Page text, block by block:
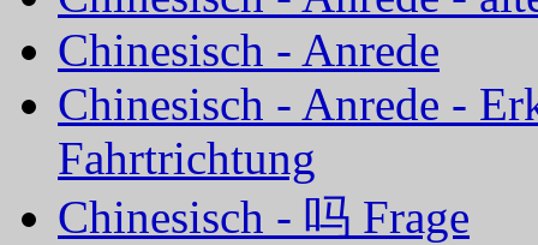
Chinesisch - Anrede
Chinesisch - Anrede -
Fahrtrichtung
Chinesisch - 吗 Frage